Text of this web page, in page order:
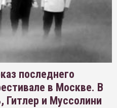
последнего
в Москве. В
Гитлер и Муссолини